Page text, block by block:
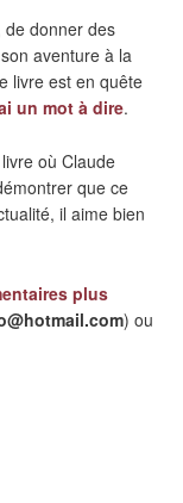
donner des
aventure à la
livre est en quête
un mot à dire.
où Claude
que ce
il aime bien
plus
) ou